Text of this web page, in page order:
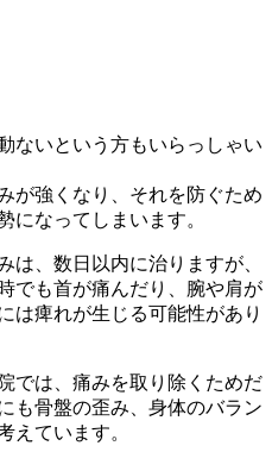
ないという方もいらっしゃい
が強くなり、それを防ぐため
になってしまいます。
は、数日以内に治りますが、
でも首が痛んだり、腕や肩が
は痺れが生じる可能性があり
では、痛みを取り除くためだ
も骨盤の歪み、身体のバラン
えています。